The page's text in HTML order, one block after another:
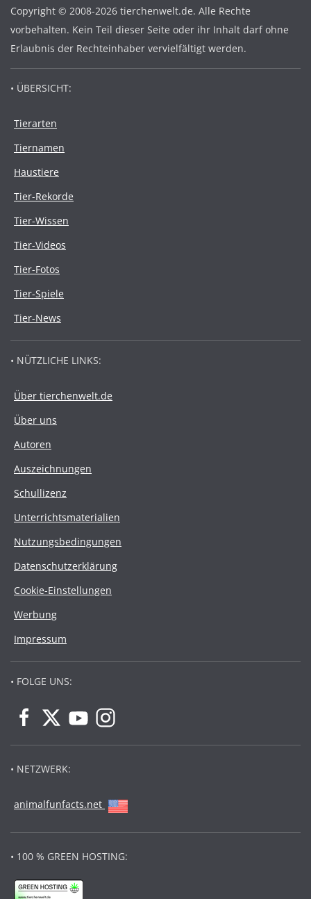
Copyright © 2008-2026 tierchenwelt.de. Alle Rechte
vorbehalten. Kein Teil dieser Seite oder ihr Inhalt darf ohne
Erlaubnis der Rechteinhaber vervielfältigt werden.
• ÜBERSICHT:
Tierarten
Tiernamen
Haustiere
Tier-Rekorde
Tier-Wissen
Tier-Videos
Tier-Fotos
Tier-Spiele
Tier-News
• NÜTZLICHE LINKS:
Über tierchenwelt.de
Über uns
Autoren
Auszeichnungen
Schullizenz
Unterrichtsmaterialien
Nutzungsbedingungen
Datenschutzerklärung
Cookie-Einstellungen
Werbung
Impressum
• FOLGE UNS:
• NETZWERK:
animalfunfacts.net
• 100 % GREEN HOSTING: